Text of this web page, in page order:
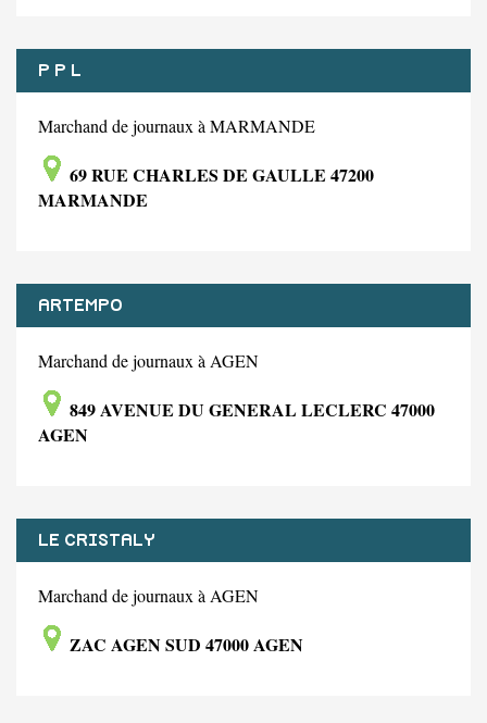
P P L
Marchand de journaux à MARMANDE
69 RUE CHARLES DE GAULLE 47200
MARMANDE
ARTEMPO
Marchand de journaux à AGEN
849 AVENUE DU GENERAL LECLERC 47000
AGEN
LE CRISTALY
Marchand de journaux à AGEN
ZAC AGEN SUD 47000 AGEN